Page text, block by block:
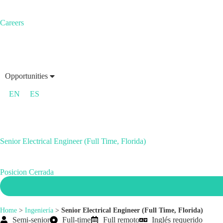
Careers
Opportunities
EN ES
Senior Electrical Engineer (Full Time, Florida)
Posicion Cerrada
Home > Ingeniería > Senior Electrical Engineer (Full Time, Florida)
Semi-senior Full-time Full remoto Inglés requerido